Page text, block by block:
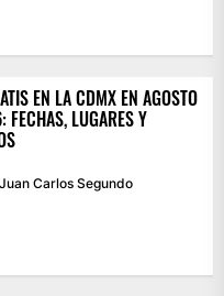
EN LA CDMX EN AGOSTO
FECHAS, LUGARES Y
Juan Carlos Segundo